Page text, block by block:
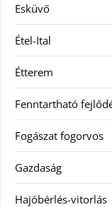
Esküvő
Étel-Ital
Étterem
Fenntartható
Fogászat fogorvos
Gazdaság
Hajóbérlés-vitorlás